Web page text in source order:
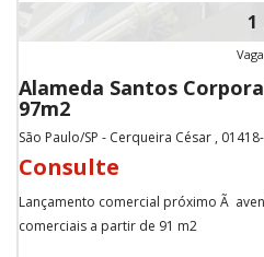
1
Alameda Santos
97m2
São Paulo/SP - Cerqueira César ,
Consulte
Lançamento comercial próximo Ã
comerciais a partir de 91 m2